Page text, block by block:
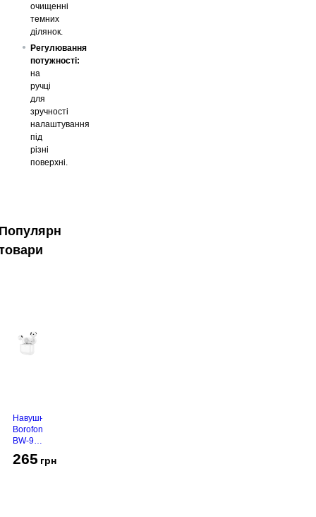
очищенні
темних
ділянок.
Регулювання
потужності:
на
ручці
для
зручності
налаштування
під
різні
поверхні.
Навушники
Borofone
BW-94
265 грн